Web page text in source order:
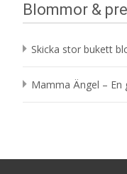
Blommor &
Skicka stor bukett
Mamma Ängel – En